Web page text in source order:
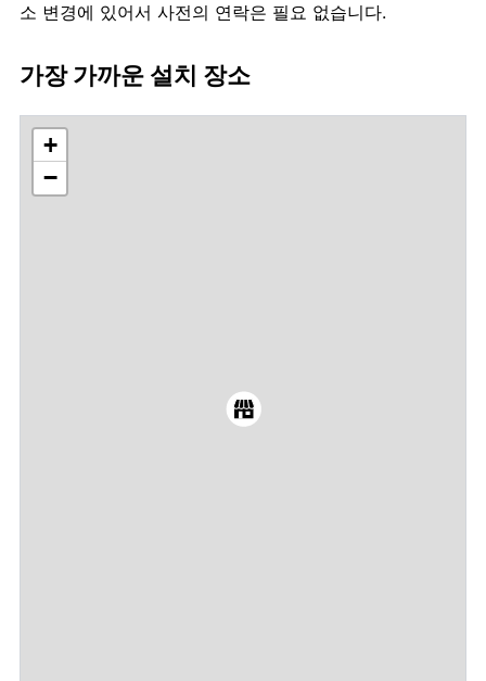
소 변경에 있어서 사전의 연락은 필요 없습니다.
가장 가까운 설치 장소
+
−